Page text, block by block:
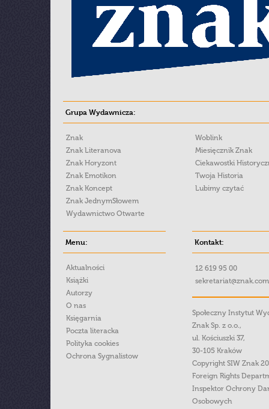
Grupa Wydawnicza:
Znak
Znak Literanova
Znak Horyzont
Znak Emotikon
Znak Koncept
Znak JednymSłowem
Wydawnictwo Otwarte
Woblink
Miesięcznik Znak
Ciekawostki
Twoja Historia
Lubimy czytać
Menu:
Aktualności
Książki
Autorzy
O nas
Księgarnia
Poczta literacka
Polityka cookies
Ochrona Sygnalistow
Kontakt:
12 619 95 00
Społeczny Instytut
Znak Sp. z o.o.,
ul. Kościuszki 37,
30-105 Kraków
Copyright SIW Znak
Foreign Rights
Inspektor Ochrony
Osobowych